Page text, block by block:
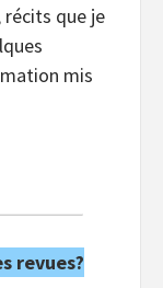
récits que je
mis
revues?